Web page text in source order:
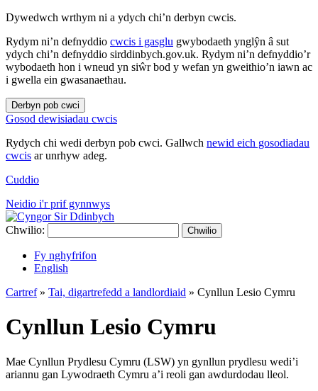
Dywedwch wrthym ni a ydych chi’n derbyn cwcis.
Rydym ni’n defnyddio cwcis i gasglu gwybodaeth ynglŷn â sut
ydych chi’n defnyddio sirddinbych.gov.uk. Rydym ni’n defnyddio’r
wybodaeth hon i wneud yn siŵr bod y wefan yn gweithio’n iawn ac
i gwella ein gwasanaethau.
Derbyn pob cwci
Gosod dewisiadau cwcis
Rydych chi wedi derbyn pob cwci. Gallwch newid eich gosodiadau
cwcis ar unrhyw adeg.
Cuddio
Neidio i'r prif gynnwys
Chwilio: Chwilio
Fy nghyfrifon
English
Cartref» Tai, digartrefedd a landlordiaid » Cynllun Lesio Cymru
Cynllun Lesio Cymru
Mae Cynllun Prydlesu Cymru (LSW) yn gynllun prydlesu wedi’i
ariannu gan Lywodraeth Cymru a’i reoli gan awdurdodau lleol.